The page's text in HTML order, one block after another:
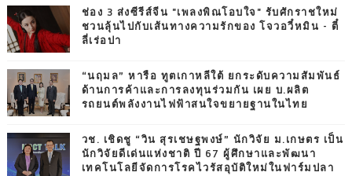
ช่อง 3 ส่งซีรีส์จีน "เพลงพิณโอบใจ" รับศักราชใหม่
ชวนลุ้นไปกับเส้นทางความรักของ โจวอวี๋หมิน - ตี๋
ลี่เร่อปา
“นฤมล” หารือ ทูตเกาหลีใต้ ยกระดับความสัมพันธ์
ด้านการค้าและการลงทุนร่วมกัน เผย บ.ผลิต
รถยนต์พลังงานไฟฟ้าสนใจขยายฐานในไทย
วช. เชิดชู “วิน สุรเชษฐพงษ์” นักวิจัย ม.เกษตร เป็น
นักวิจัยดีเด่นแห่งชาติ ปี 67 ผู้ศึกษาและพัฒนา
เทคโนโลยีจัดการโรคไวรัสอุบัติใหม่ในฟาร์มปลา